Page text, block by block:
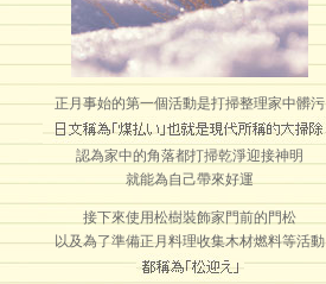
正月事始的第一個活動是打掃整理家中髒污
認為家中的角落都打掃乾淨迎接神明
就能為自己帶來好運
接下來使用松樹裝飾家門前的門松
以及為了準備正月料理收集木材燃料等活動